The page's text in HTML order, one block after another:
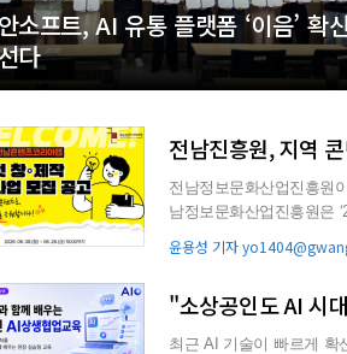
소프트, AI 유통 플랫폼 ‘이음’ 확
다
전남진흥원, 지역
전남정보문화산업진흥원
남정보문화산업진흥원은
윤용성 기자
"소상공인도 AI 시
최근 AI 기술이 빠르게 확